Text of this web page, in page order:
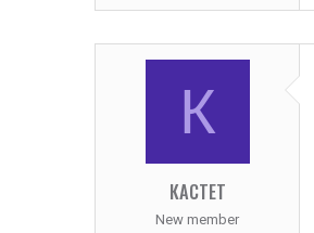
К
КАСТЕТ
New member